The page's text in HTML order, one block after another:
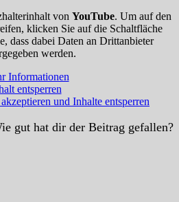
von YouTube. Um auf den
klicken Sie auf die Schaltfläche
dass dabei Daten an Drittanbieter
werden.
Informationen
entsperren
und Inhalte entsperren
gut hat dir der Beitrag gefallen?